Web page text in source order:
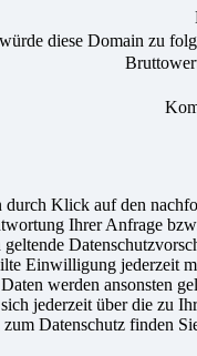
diese Domain zu
Klick auf den
Ihrer Anfrage
Einwilligung jederzeit
werden ansonsten
jederzeit über die zu
Datenschutz finden